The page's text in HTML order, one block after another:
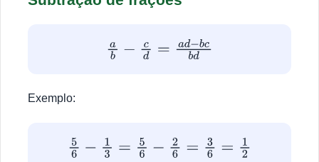
ab −c d= ad−bcbd
Exemplo:
56 −1 3= 56 −26=3 6= 12